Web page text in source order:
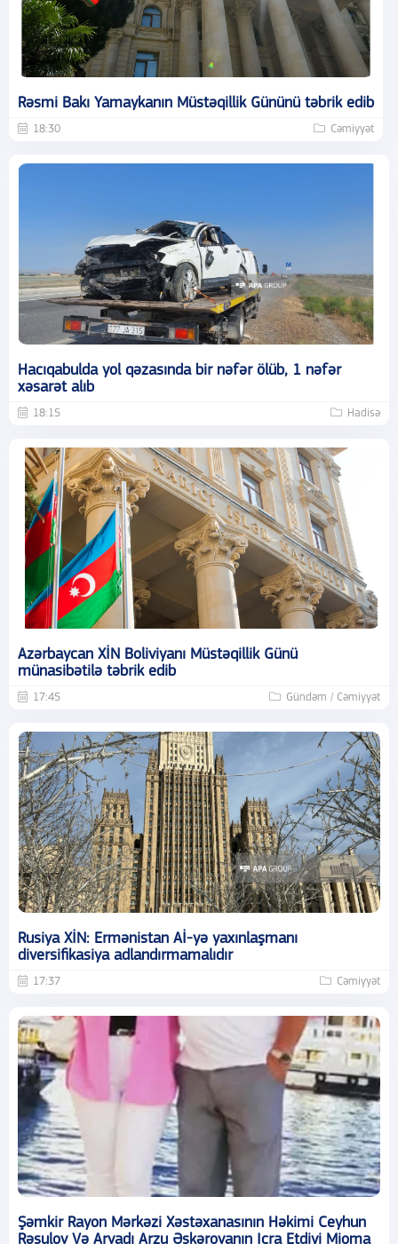
Rəsmi Bakı Yamaykanın Müstəqillik Gününü təbrik edib
18:30 Cəmiyyət
Hacıqabulda yol qəzasında bir nəfər ölüb, 1 nəfər
xəsarət alıb
18:15 Hadisə
Azərbaycan XİN Boliviyanı Müstəqillik Günü
münasibətilə təbrik edib
17:45 Gündəm / Cəmiyyət
Rusiya XİN: Ermənistan Aİ-yə yaxınlaşmanı
diversifikasiya adlandırmamalıdır
17:37 Cəmiyyət
Şəmkir Rayon Mərkəzi Xəstəxanasının Həkimi Ceyhun
Rəsulov Və Arvadı Arzu Əskərovanın Icra Etdiyi Mioma